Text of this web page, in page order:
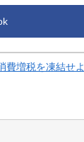
費増税を凍結せよ